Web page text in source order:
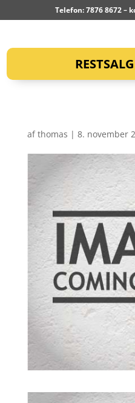
Telefon: 7876 8672 –
afthomas | 8. november